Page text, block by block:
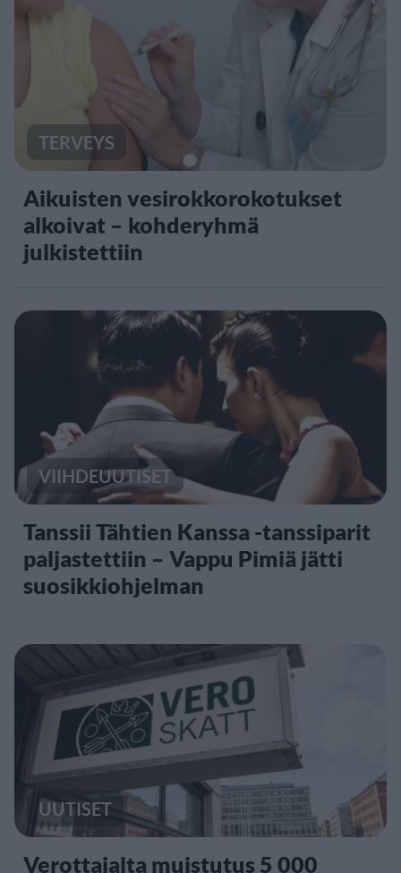
TERVEYS
Aikuisten vesirokkorokotukset
alkoivat – kohderyhmä
julkistettiin
VIIHDEUUTISET
Tanssii Tähtien Kanssa -tanssiparit
paljastettiin – Vappu Pimiä jätti
suosikkiohjelman
UUTISET
Verottajalta muistutus 5 000